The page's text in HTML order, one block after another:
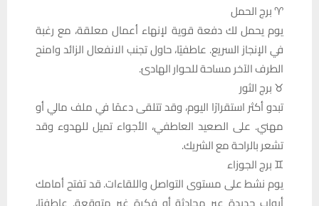
♈ برج الحمل
يوم يحمل لك دفعة قوية لإنهاء أعمال معلقة، مع رغبة
في الإنجاز السريع. عاطفيًا، حاول تجنب الانفعال الزائد وامنح
الطرف الآخر مساحة للحوار الهادئ.
♉ برج الثور
تبدو أكثر استقرارًا اليوم، وقد تتلقى دعمًا في ملف مالي أو
مهني. على الصعيد العاطفي، الأجواء تميل للهدوء وقد
تشعر بالراحة مع الشريك.
♊ برج الجوزاء
يوم نشط على مستوى التواصل واللقاءات. قد تفتح أمامك